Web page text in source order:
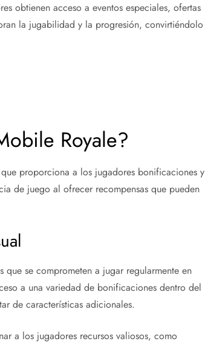
obtienen acceso a eventos especiales, ofertas
la jugabilidad y la progresión, convirtiéndolo
Royale?
proporciona a los jugadores bonificaciones y
de juego al ofrecer recompensas que pueden
se comprometen a jugar regularmente en
a una variedad de bonificaciones dentro del
de características adicionales.
a los jugadores recursos valiosos, como